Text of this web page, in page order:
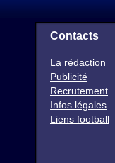
Contacts
La rédaction
Publicité
Recrutement
Infos légales
Liens football